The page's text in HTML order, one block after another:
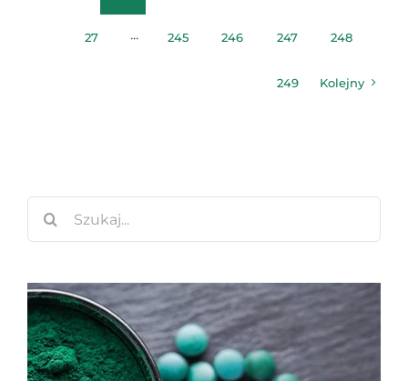
27 ··· 245 246 247 248
249 Kolejny